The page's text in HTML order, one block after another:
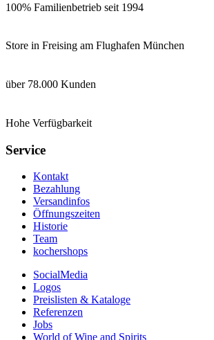
100% Familienbetrieb seit 1994
Store in Freising am Flughafen München
über 78.000 Kunden
Hohe Verfügbarkeit
Service
Kontakt
Bezahlung
Versandinfos
Öffnungszeiten
Historie
Team
kochershops
SocialMedia
Logos
Preislisten & Kataloge
Referenzen
Jobs
World of Wine and Spirits